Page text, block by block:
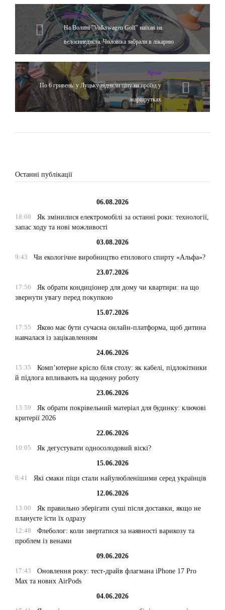
Hot News
На Волині "Volkswagen Golf" наїхав на
велосипедиста. Чоловіка забрали в лікарню
Архів
По 6 гривень: у Луцьку підняли ціну на проїзд у
маршрутках
Останні публікації
06.08.2026
18:08
Як змінилися електромобілі за останні роки: технології,
запас ходу та нові можливості
03.08.2026
9:43
Чи екологічне виробництво етилового спирту «Альфа»?
23.07.2026
17:56
Як обрати кондиціонер для дому чи квартири: на що
звернути увагу перед покупкою
15.07.2026
17:55
Якою має бути сучасна онлайн-платформа, щоб дитина
навчалася із зацікавленням
24.06.2026
15:35
Комп’ютерне крісло біля столу: як кабелі, підлокітники
й підлога впливають на щоденну роботу
23.06.2026
13:59
Як обрати покрівельний матеріал для будинку: ключові
критерії 2026
22.06.2026
10:05
Як дегустувати односолодовий віскі?
15.06.2026
8:41
Які смаки піци стали найулюбленішими серед українців
12.06.2026
13:00
Як правильно зберігати суші після доставки, якщо не
плануєте їсти їх одразу
12:48
Флеболог: коли звертатися за наявності варикозу та
проблем із венами
09.06.2026
17:43
Оновлення року: тест-драйв флагмана iPhone 17 Pro
Max та нових AirPods
04.06.2026